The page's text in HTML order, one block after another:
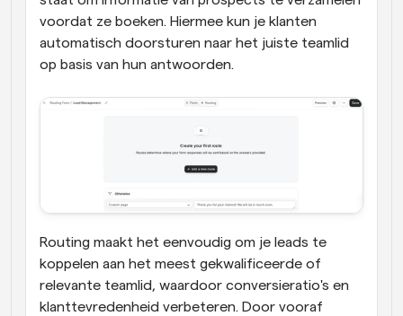
voordat ze boeken. Hiermee kun je klanten
automatisch doorsturen naar het juiste teamlid
op basis van hun antwoorden.
Routing maakt het eenvoudig om je leads te
koppelen aan het meest gekwalificeerde of
relevante teamlid, waardoor conversieratio's en
klanttevredenheid verbeteren. Door vooraf